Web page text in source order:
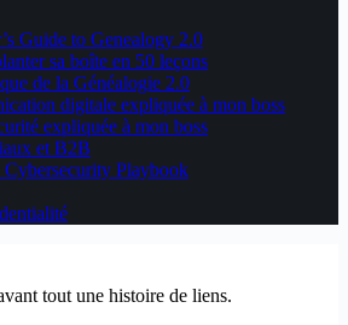
Guide to Genealogy 2.0
sa boîte en 50 leçons
de la Généalogie 2.0
digitale expliquée à mon boss
expliquée à mon boss
et B2B
Cybersecurity Playbook
tout une histoire de liens.